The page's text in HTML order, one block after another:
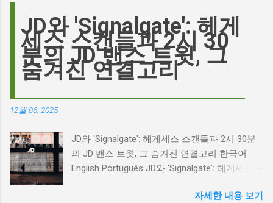
이 그 시작입니다. 하지만 그 이면에는 '연기'라
는 예술에 대한 깊은 갈망과, 완벽주의를 향한
끊임없는 열망이 숨겨져 있습니다. Photo by
Plufow Le Studio on Unsplash 폭풍의 언덕, 그
리고 캐스팅 논쟁의 불씨 최근 몇 주 동안 영화
하는 동시에 우려를 표했습니다. 일부에서는 엘
로디의 이미지가 원작 속 히스클리프와는 다소
거리가 있다는 의견을 제시하며 캐스팅에 대한
한 비판에 대해 "기다려 보세요. 믿으세요. 분명
JD와 'Signalgate': 헤게
세스 스캔들과 2시 30
분의 JD 밴스 트윗, 그
숨겨진 연결고리
12월 06, 2025
JD와 'Signalgate': 헤게세스 스캔들과 2시 30분
의 JD 밴스 트윗, 그 숨겨진 연결고리 한국어
English Português JD와 'Signalgate': 헤게세스
연결고리 오늘의 구글 트렌드 인기 검색어 'jd'는
자세한 내용 보기